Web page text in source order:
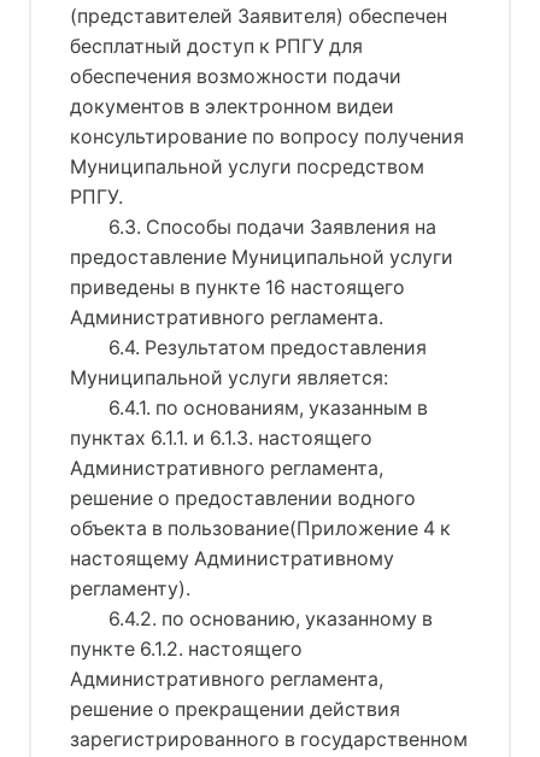
(представителей Заявителя) обеспечен
бесплатный доступ к РПГУ для
обеспечения возможности подачи
документов в электронном видеи
консультирование по вопросу получения
Муниципальной услуги посредством
РПГУ.
6.3. Способы подачи Заявления на
предоставление Муниципальной услуги
приведены в пункте 16 настоящего
Административного регламента.
6.4. Результатом предоставления
Муниципальной услуги является:
6.4.1. по основаниям, указанным в
пунктах 6.1.1. и 6.1.3. настоящего
Административного регламента,
решение о предоставлении водного
объекта в пользование(Приложение 4 к
настоящему Административному
регламенту).
6.4.2. по основанию, указанному в
пункте 6.1.2. настоящего
Административного регламента,
решение о прекращении действия
зарегистрированного в государственном